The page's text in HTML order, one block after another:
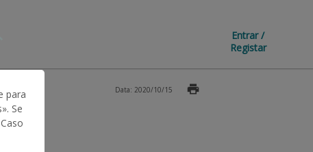
Entrar /
Registar
Data: 2020/10/15
para
Se